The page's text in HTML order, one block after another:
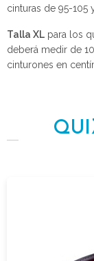
cinturas de 95-105
Talla XL para los
deberá medir de
cinturones en